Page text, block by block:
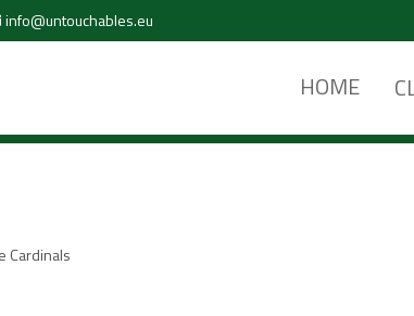
info@untouchables.eu
HOME
Cardinals